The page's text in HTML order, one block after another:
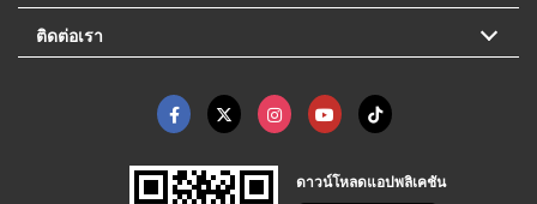
ติดต่อเรา
ดาวน์โหลดแอปพลิเคชัน